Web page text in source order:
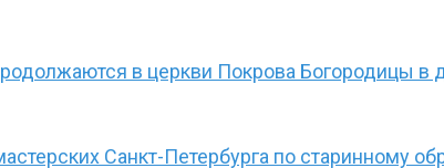
в церкви Покрова Богородицы в
Санкт-Петербурга по старинному